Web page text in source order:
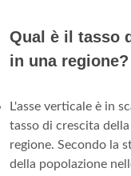
Qual è il tasso
in una regione?
L'asse verticale è in
tasso di crescita
regione. Secondo la
della popolazione